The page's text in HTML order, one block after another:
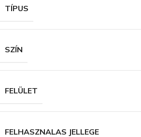
TÍPUS
SZÍN
FELÜLET
FELHASZNALAS JELLEGE